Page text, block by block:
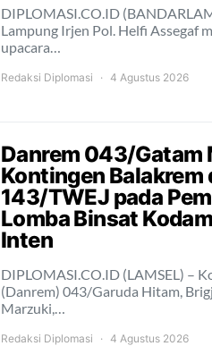
DIPLOMASI.CO.ID
Lampung Irjen Pol. Helfi Assegaf
upacara…
Redaksi Diplomasi 4 Agustus 2026
Danrem 043/Gatam
Kontingen Balakrem
143/TWEJ pada
Lomba Binsat
Inten
DIPLOMASI.CO.ID (LAMSEL) –
(Danrem) 043/Garuda Hitam,
Marzuki,…
Redaksi Diplomasi 4 Agustus 2026